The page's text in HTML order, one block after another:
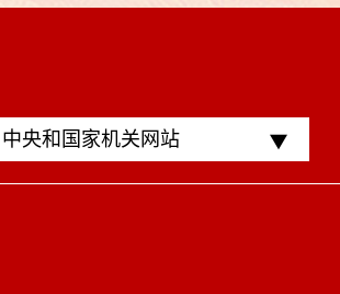
中央和国家机关网站